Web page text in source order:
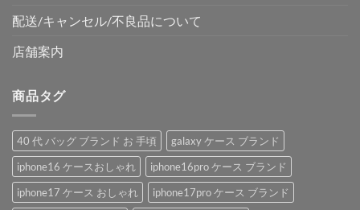
配送/キャンセル/不良品について
店舗案内
商品タグ
40 代 バッグ ブランド お 手頃
galaxy ケース ブランド
iphone16 ケースおしゃれ
iphone16pro ケース ブランド
iphone17 ケース おしゃれ
iphone17pro ケース ブランド